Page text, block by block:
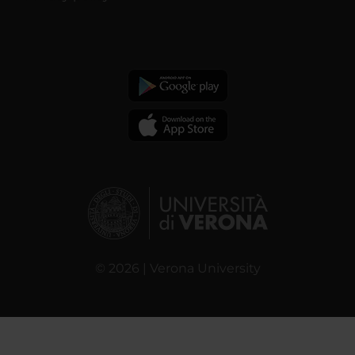
© 2026 | Verona University